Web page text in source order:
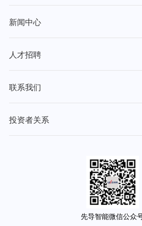
新闻中心
人才招聘
联系我们
投资者关系
先导智能微信公众